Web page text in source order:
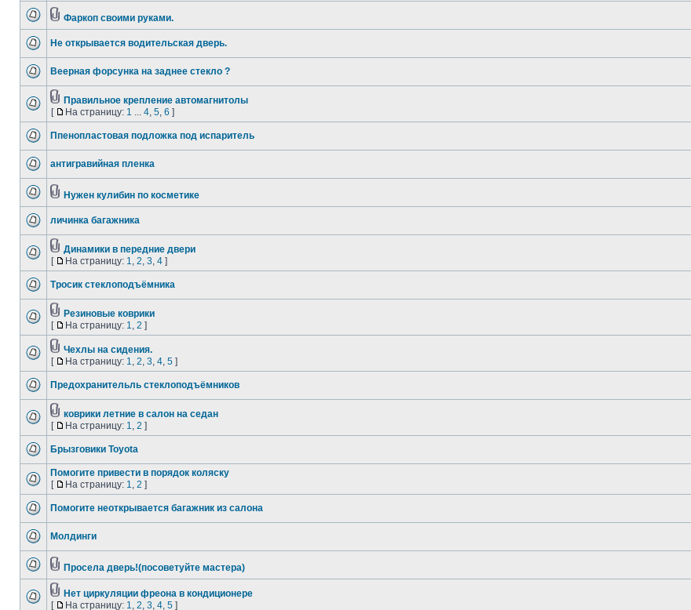
Фаркоп своими руками.
Не открывается водительская дверь.
Веерная форсунка на заднее стекло ?
Правильное крепление автомагнитолы
[
На страницу: 1 ... 4, 5, 6 ]
Ппенопластовая подложка под испаритель
антигравийная пленка
Нужен кулибин по косметике
личинка багажника
Динамики в передние двери
[
На страницу: 1, 2, 3, 4 ]
Тросик стеклоподъёмника
Резиновые коврики
[
На страницу: 1, 2 ]
Чехлы на сидения.
[
На страницу: 1, 2, 3, 4, 5 ]
Предохранительль стеклоподъёмников
коврики летние в салон на седан
[
На страницу: 1, 2 ]
Брызговики Toyota
Помогите привести в порядок коляску
[
На страницу: 1, 2 ]
Помогите неоткрывается багажник из салона
Молдинги
Просела дверь!(посоветуйте мастера)
Нет циркуляции фреона в кондиционере
[
На страницу: 1, 2, 3, 4, 5 ]